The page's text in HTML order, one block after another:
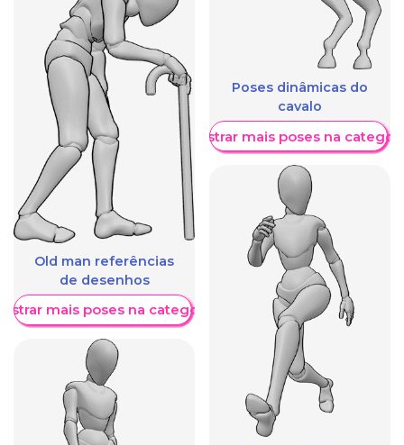
Old man referências
de desenhos
mais poses na categoria
Poses dinâmicas do
cavalo
Mostrar mais poses na